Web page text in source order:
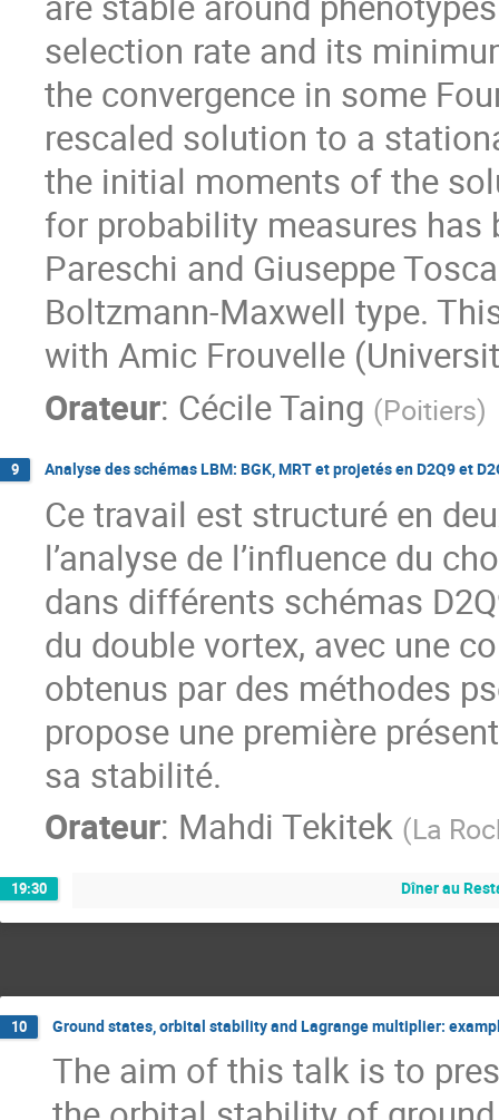
selection rate and its
the convergence in some
rescaled solution to a
the initial moments of the
for probability measures
Pareschi and Giuseppe
Boltzmann-Maxwell type.
with Amic Frouvelle
Orateur: Cécile Taing (Poitiers)
9 Analyse des schémas LBM: BGK, MRT et projetés en D2Q9 et
Ce travail est structuré en
l’analyse de l’influence du
dans différents schémas
du double vortex, avec une
obtenus par des méthodes
propose une première
sa stabilité.
Orateur: Mahdi Tekitek (La
19:30 Dîner au
10 Ground states, orbital stability and Lagrange multiplier:
The aim of this talk is to